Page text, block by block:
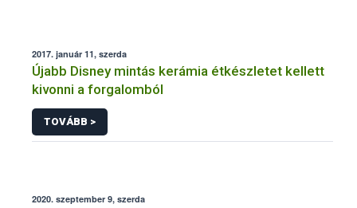
2017. január 11, szerda
Újabb Disney mintás kerámia étkészletet kellett
kivonni a forgalomból
TOVÁBB >
2020. szeptember 9, szerda